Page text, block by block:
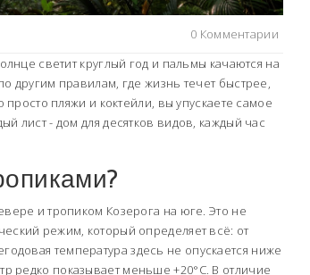
0 Комментарии
светит круглый год и пальмы качаются на
другим правилам, где жизнь течет быстрее,
пляжи и коктейли, вы упускаете самое
лист - дом для десятков видов, каждый час
и тропиком Козерога на юге. Это не
режим, который определяет всё: от
температура здесь не опускается ниже
редко показывает меньше +20°C. В отличие